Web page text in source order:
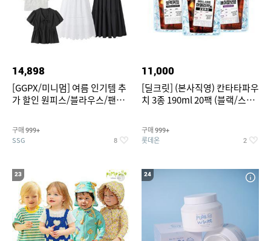
14,898
[GGPX/미니멈] 여름 인기템 추
가 할인 원피스/블라우스/팬츠
구매 999+
SSG 8
11,000
[딜크릿] (본사직영) 칸타타파우
치 3종 190ml 20팩 (블랙/스위
구매 999+
롯데온 2
23 24